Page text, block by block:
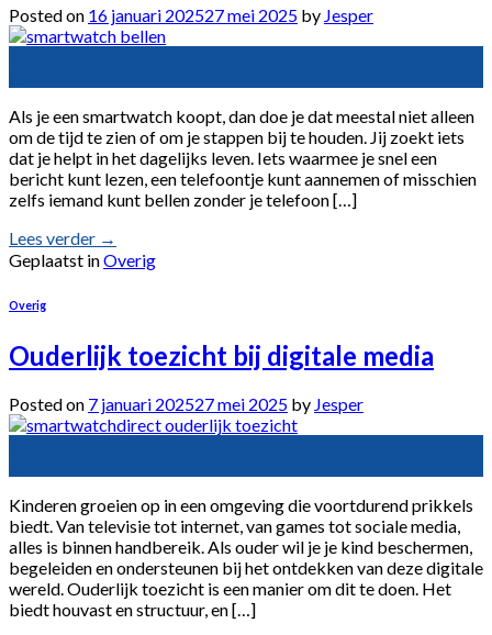
Posted on 16 januari 202527 mei 2025 by Jesper
Als je een smartwatch koopt, dan doe je dat meestal niet alleen
om de tijd te zien of om je stappen bij te houden. Jij zoekt iets
dat je helpt in het dagelijks leven. Iets waarmee je snel een
bericht kunt lezen, een telefoontje kunt aannemen of misschien
zelfs iemand kunt bellen zonder je telefoon […]
Lees verder →
Geplaatst inOverig
Overig
Ouderlijk toezicht bij digitale media
Posted on 7 januari 202527 mei 2025 by Jesper
Kinderen groeien op in een omgeving die voortdurend prikkels
biedt. Van televisie tot internet, van games tot sociale media,
alles is binnen handbereik. Als ouder wil je je kind beschermen,
begeleiden en ondersteunen bij het ontdekken van deze digitale
wereld. Ouderlijk toezicht is een manier om dit te doen. Het
biedt houvast en structuur, en […]